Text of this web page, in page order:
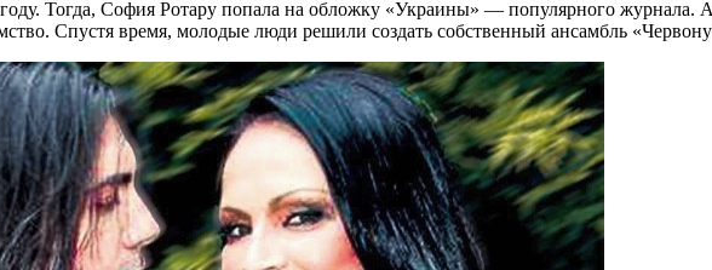
Тогда, София Ротару попала на обложку «Украины» — популярного журнала.
Спустя время, молодые люди решили создать собственный ансамбль